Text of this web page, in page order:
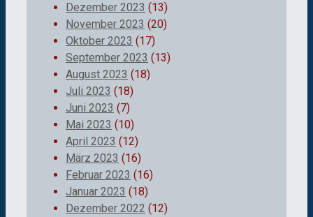
Dezember 2023 (13)
November 2023 (20)
Oktober 2023 (17)
September 2023 (13)
August 2023 (18)
Juli 2023 (18)
Juni 2023 (7)
Mai 2023 (10)
April 2023 (12)
März 2023 (16)
Februar 2023 (16)
Januar 2023 (18)
Dezember 2022 (12)